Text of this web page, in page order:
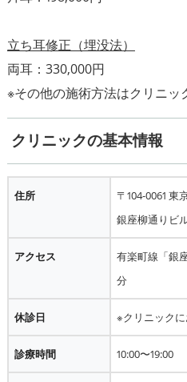
立ち耳修正（埋没法）
両耳：330,000円
クリニックの基本情報
住所
〒104-0061 東
銀座柳通りビ
アクセス
有楽町線「銀
分
休診日 ※クリニック
診療時間 10:00〜19:00